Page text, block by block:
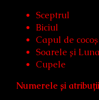
Sceptrul
Biciul
Capul de cocoș
Soarele și Luna
Cupele
Numerele și